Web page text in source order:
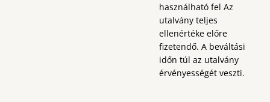
használható fel Az
utalvány teljes
ellenértéke előre
fizetendő. A beváltási
időn túl az utalvány
érvényességét veszti.